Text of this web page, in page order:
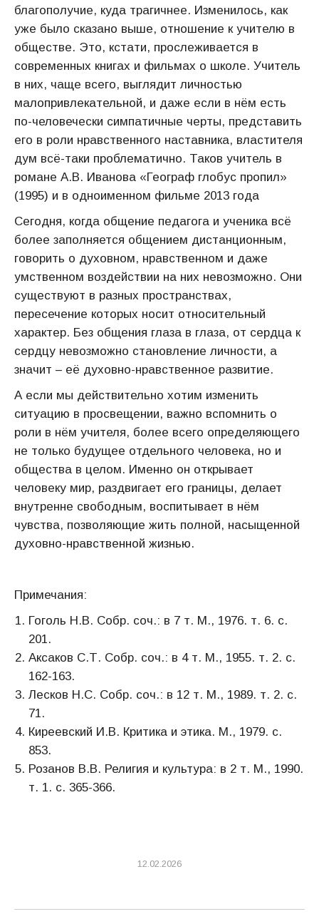
благополучие, куда трагичнее. Изменилось, как
уже было сказано выше, отношение к учителю в
обществе. Это, кстати, прослеживается в
современных книгах и фильмах о школе. Учитель
в них, чаще всего, выглядит личностью
малопривлекательной, и даже если в нём есть
по-человечески симпатичные черты, представить
его в роли нравственного наставника, властителя
дум всё-таки проблематично. Таков учитель в
романе А.В. Иванова «Географ глобус пропил»
(1995) и в одноименном фильме 2013 года
Сегодня, когда общение педагога и ученика всё
более заполняется общением дистанционным,
говорить о духовном, нравственном и даже
умственном воздействии на них невозможно. Они
существуют в разных пространствах,
пересечение которых носит относительный
характер. Без общения глаза в глаза, от сердца к
сердцу невозможно становление личности, а
значит – её духовно-нравственное развитие.
А если мы действительно хотим изменить
ситуацию в просвещении, важно вспомнить о
роли в нём учителя, более всего определяющего
не только будущее отдельного человека, но и
общества в целом. Именно он открывает
человеку мир, раздвигает его границы, делает
внутренне свободным, воспитывает в нём
чувства, позволяющие жить полной, насыщенной
духовно-нравственной жизнью.
Примечания:
Гоголь Н.В. Собр. соч.: в 7 т. М., 1976. т. 6. с.
201.
Аксаков С.Т. Собр. соч.: в 4 т. М., 1955. т. 2. с.
162-163.
Лесков Н.С. Собр. соч.: в 12 т. М., 1989. т. 2. с.
71.
Киреевский И.В. Критика и этика. М., 1979. с.
853.
Розанов В.В. Религия и культура: в 2 т. М., 1990.
т. 1. с. 365-366.
12.02.2026